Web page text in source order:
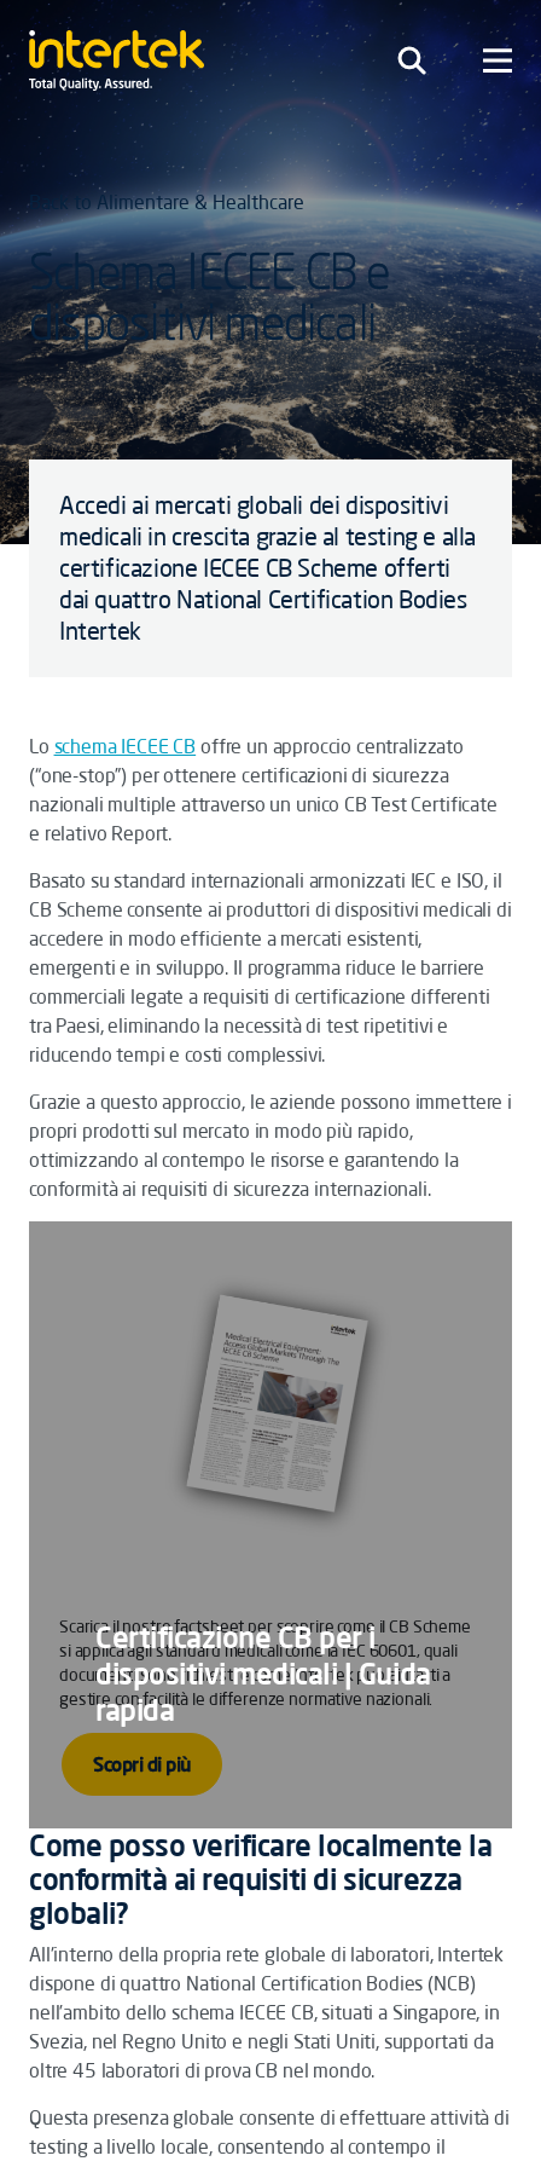
Back to Alimentare & Healthcare
Schema IECEE CB e
dispositivi medicali
Accedi ai mercati globali dei dispositivi
medicali in crescita grazie al testing e alla
certificazione IECEE CB Scheme offerti
dai quattro National Certification Bodies
Intertek
Lo schema IECEE CB offre un approccio centralizzato
(“one-stop”) per ottenere certificazioni di sicurezza
nazionali multiple attraverso un unico CB Test Certificate
e relativo Report.
Basato su standard internazionali armonizzati IEC e ISO, il
CB Scheme consente ai produttori di dispositivi medicali di
accedere in modo efficiente a mercati esistenti,
emergenti e in sviluppo. Il programma riduce le barriere
commerciali legate a requisiti di certificazione differenti
tra Paesi, eliminando la necessità di test ripetitivi e
riducendo tempi e costi complessivi.
Grazie a questo approccio, le aziende possono immettere i
propri prodotti sul mercato in modo più rapido,
ottimizzando al contempo le risorse e garantendo la
conformità ai requisiti di sicurezza internazionali.
Certificazione CB per i
dispositivi medicali | Guida
rapida
Scarica il nostro factsheet per scoprire come il CB Scheme
si applica agli standard medicali come la IEC 60601, quali
documenti sono richiesti e come Intertek può aiutarti a
gestire con facilità le differenze normative nazionali.
Scopri di più
Come posso verificare localmente la
conformità ai requisiti di sicurezza
globali?
All'interno della propria rete globale di laboratori, Intertek
dispone di quattro National Certification Bodies (NCB)
nell’ambito dello schema IECEE CB, situati a Singapore, in
Svezia, nel Regno Unito e negli Stati Uniti, supportati da
oltre 45 laboratori di prova CB nel mondo.
Questa presenza globale consente di effettuare attività di
testing a livello locale, consentendo al contempo il